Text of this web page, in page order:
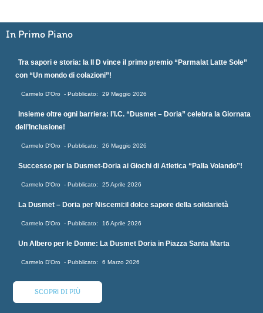
In Primo Piano
Tra sapori e storia: la II D vince il primo premio “Parmalat Latte Sole”
con “Un mondo di colazioni”!
Carmelo D'Oro 29 Maggio 2026
Insieme oltre ogni barriera: l’I.C. “Dusmet – Doria” celebra la Giornata
dell’Inclusione!
Carmelo D'Oro 26 Maggio 2026
Successo per la Dusmet-Doria ai Giochi di Atletica “Palla Volando”!
Carmelo D'Oro 25 Aprile 2026
La Dusmet – Doria per Niscemi:il dolce sapore della solidarietà
Carmelo D'Oro 16 Aprile 2026
Un Albero per le Donne: La Dusmet Doria in Piazza Santa Marta
Carmelo D'Oro 6 Marzo 2026
SCOPRI DI PIÙ